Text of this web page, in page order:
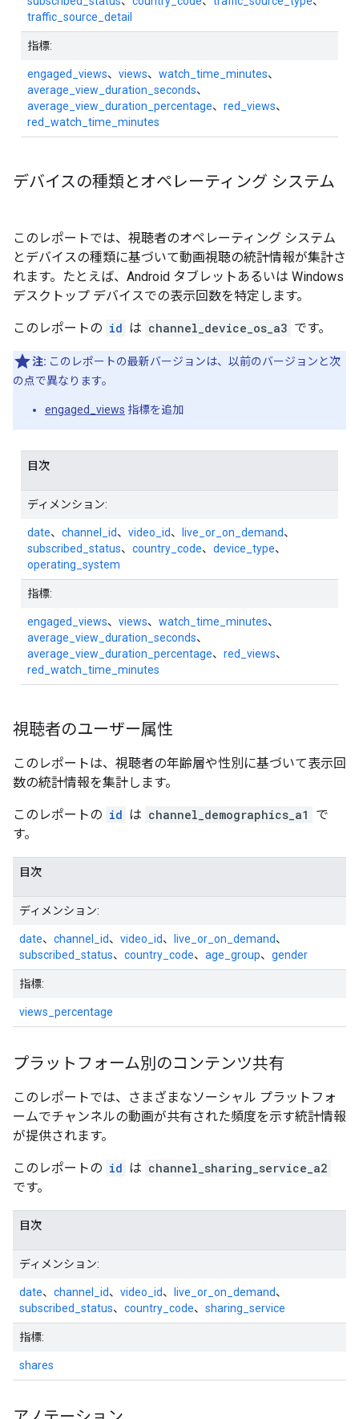
traffic_source_detail
指標:
engaged_views、 views、 watch_time_minutes、
average_view_duration_seconds、
average_view_duration_percentage、 red_views、
red_watch_time_minutes
デバイスの種類とオペレーティング システム
このレポートでは、視聴者のオペレーティング システム
とデバイスの種類に基づいて動画視聴の統計情報が集計さ
れます。たとえば、Android タブレットあるいは Windows
デスクトップ デバイスでの表示回数を特定します。
このレポートの id は channel_device_os_a3 です。
注: このレポートの最新バージョンは、以前のバージョンと次
の点で異なります。
engaged_views 指標を追加
目次
ディメンション:
date、 channel_id、 video_id、 live_or_on_demand、
subscribed_status、 country_code、 device_type、
operating_system
指標:
engaged_views、 views、 watch_time_minutes、
average_view_duration_seconds、
average_view_duration_percentage、 red_views、
red_watch_time_minutes
視聴者のユーザー属性
このレポートは、視聴者の年齢層や性別に基づいて表示回
数の統計情報を集計します。
このレポートの id は channel_demographics_a1
で
す。
目次
ディメンション:
date、 channel_id、 video_id、 live_or_on_demand、
subscribed_status、 country_code、 age_group、 gender
指標:
views_percentage
プラットフォーム別のコンテンツ共有
このレポートでは、さまざまなソーシャル プラットフォ
ームでチャンネルの動画が共有された頻度を示す統計情報
が提供されます。
このレポートの id は channel_sharing_service_a2
です。
目次
ディメンション:
date、 channel_id、 video_id、 live_or_on_demand、
subscribed_status、 country_code、 sharing_service
指標:
shares